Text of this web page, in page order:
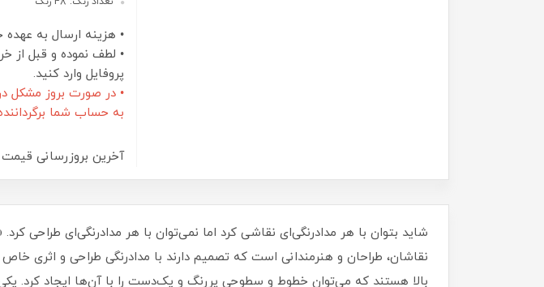
• هزینه ارسال به عهده
• لطف نموده و قبل از
پروفایل وارد کنید.
• در صورت بروز مشکل
به حساب شما
آخرین بروزرسانی قیمت : 04 تير
نقاشان، طراحان و هنرمندانی است که تصمیم دارند با مدادرنگی طراحی و اثری
بالا هستند که می‌توان خطوط و سطوحی پررنگ و یک‌دست را با آن‌ها ایجاد کرد.